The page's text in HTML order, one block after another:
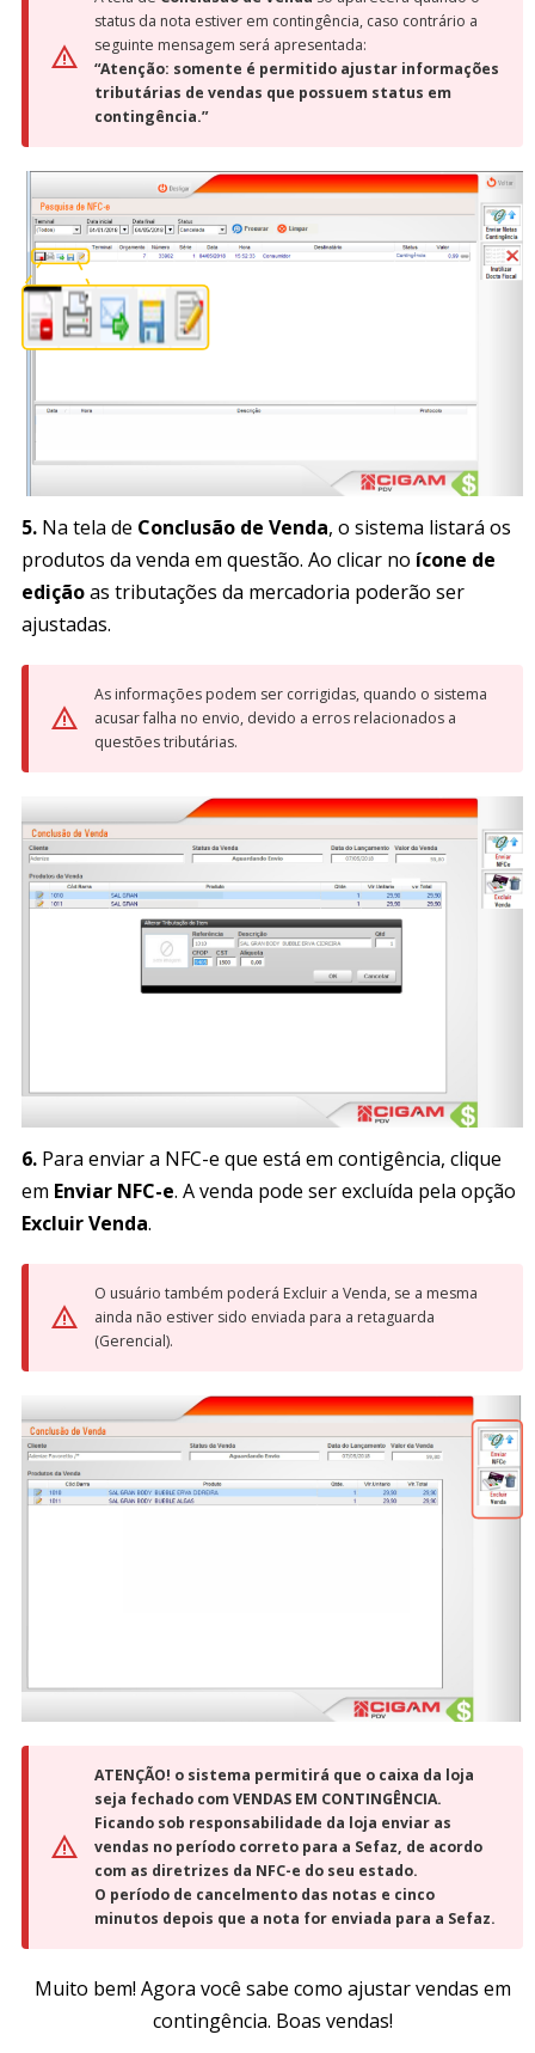
status da nota estiver em contingência, caso contrário a
seguinte mensagem será apresentada:
“Atenção: somente é permitido ajustar informações
tributárias de vendas que possuem status em
contingência.”
5. Na tela de Conclusão de Venda, o sistema listará os
produtos da venda em questão. Ao clicar no ícone de
ediçãoas tributações da mercadoria poderão ser
ajustadas.
As informações podem ser corrigidas, quando o sistema
acusar falha no envio, devido a erros relacionados a
questões tributárias.
6. Para enviar a NFC-e que está em contigência, clique
em Enviar NFC-e. A venda pode ser excluída pela opção
Excluir Venda.
O usuário também poderá Excluir a Venda, se a mesma
ainda não estiver sido enviada para a retaguarda
(Gerencial).
ATENÇÃO! o sistema permitirá que o caixa da loja
seja fechado com VENDAS EM CONTINGÊNCIA.
Ficando sob responsabilidade da loja enviar as
vendas no período correto para a Sefaz, de acordo
com as diretrizes da NFC-e do seu estado.
O período de cancelmento das notas e cinco
minutos depois que a nota for enviada para a Sefaz.
Muito bem! Agora você sabe como ajustar vendas em
contingência. Boas vendas!